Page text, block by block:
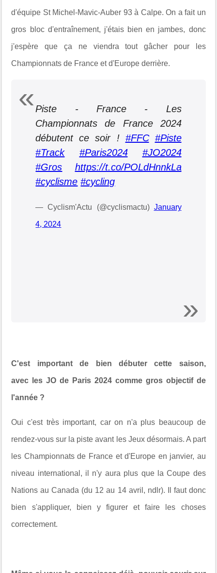
d'équipe St Michel-Mavic-Auber 93 à Calpe. On a fait un
gros bloc d'entraînement, j'étais bien en jambes, donc
j'espère que ça ne viendra tout gâcher pour les
Championnats de France et d'Europe derrière.
Piste - France - Les
Championnats de France 2024
débutent ce soir ! #FFC #Piste
#Track
#Paris2024
#JO2024
#Gros
https://t.co/POLdHnnkLa
#cyclisme #cycling
— Cyclism'Actu (@cyclismactu) January
4, 2024
C'est important de bien débuter cette saison,
avec les JO de Paris 2024 comme gros objectif de
l'année ?
Oui c'est très important, car on n'a plus beaucoup de
rendez-vous sur la piste avant les Jeux désormais. A part
les Championnats de France et d'Europe en janvier, au
niveau international, il n'y aura plus que la Coupe des
Nations au Canada (du 12 au 14 avril, ndlr). Il faut donc
bien s'appliquer, bien y figurer et faire les choses
correctement.